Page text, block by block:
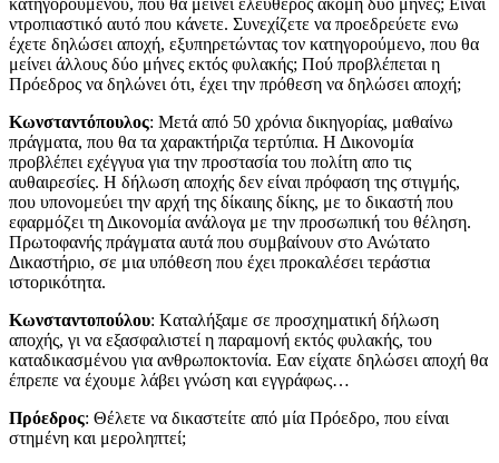
ντροπιαστικό αυτό που κάνετε. Συνεχίζετε να προεδρεύετε ενω
έχετε δηλώσει αποχή, εξυπηρετώντας τον κατηγορούμενο, που θα
μείνει άλλους δύο μήνες εκτός φυλακής; Πού προβλέπεται η
Πρόεδρος να δηλώνει ότι, έχει την πρόθεση να δηλώσει αποχή;
Kωνσταντόπουλος: Μετά από 50 χρόνια δικηγορίας, μαθαίνω
πράγματα, που θα τα χαρακτήριζα τερτύπια. Η Δικονομία
προβλέπει εχέγγυα για την προστασία του πολίτη απο τις
αυθαιρεσίες. Η δήλωση αποχής δεν είναι πρόφαση της στιγμής,
που υπονομεύει την αρχή της δίκαιης δίκης, με το δικαστή που
εφαρμόζει τη Δικονομία ανάλογα με την προσωπική του θέληση.
Πρωτοφανής πράγματα αυτά που συμβαίνουν στο Ανώτατο
Δικαστήριο, σε μια υπόθεση που έχει προκαλέσει τεράστια
ιστορικότητα.
Κωνσταντοπούλου: Kαταλήξαμε σε προσχηματική δήλωση
αποχής, γι να εξασφαλιστεί η παραμονή εκτός φυλακής, του
καταδικασμένου για ανθρωποκτονία. Εαν είχατε δηλώσει αποχή θα
έπρεπε να έχουμε λάβει γνώση και εγγράφως…
Πρόεδρος: Θέλετε να δικαστείτε από μία Πρόεδρο, που είναι
στημένη και μεροληπτεί;